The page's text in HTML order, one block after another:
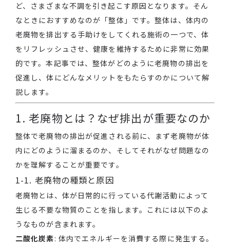
ど、さまざまな不調を引き起こす原因となります。そん
なときにおすすめなのが「整体」です。整体は、体内の
老廃物を排出する手助けをしてくれる施術の一つで、体
をリフレッシュさせ、健康を維持するために非常に効果
的です。本記事では、整体がどのように老廃物の排出を
促進し、体にどんなメリットをもたらすのかについて解
説します。
1. 老廃物とは？なぜ排出が重要なのか
整体で老廃物の排出が促進される前に、まず老廃物が体
内にどのように溜まるのか、そしてそれがなぜ問題なの
かを理解することが重要です。
1-1. 老廃物の種類と原因
老廃物とは、体が日常的に行っている代謝活動によって
生じる不要な物質のことを指します。これには以下のよ
うなものが含まれます。
二酸化炭素: 体内でエネルギーを消費する際に発生する。